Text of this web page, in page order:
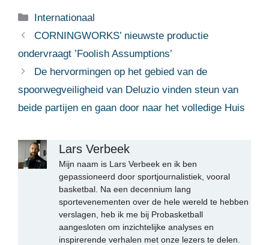
Categorieën
Internationaal
CORNINGWORKS’ nieuwste productie
ondervraagt ​​’Foolish Assumptions’
De hervormingen op het gebied van de
spoorwegveiligheid van Deluzio vinden steun van
beide partijen en gaan door naar het volledige Huis
Lars Verbeek
Mijn naam is Lars Verbeek en ik ben
gepassioneerd door sportjournalistiek, vooral
basketbal. Na een decennium lang
sportevenementen over de hele wereld te hebben
verslagen, heb ik me bij Probasketball
aangesloten om inzichtelijke analyses en
inspirerende verhalen met onze lezers te delen.